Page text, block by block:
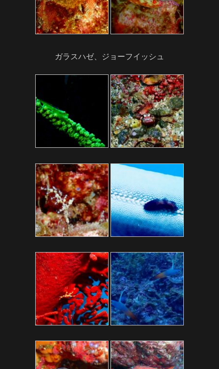
ガラスハゼ、ジョーフイッシュ